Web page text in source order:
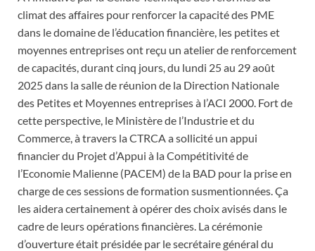
climat des affaires pour renforcer la capacité des PME
dans le domaine de l’éducation financière, les petites et
moyennes entreprises ont reçu un atelier de renforcement
de capacités, durant cinq jours, du lundi 25 au 29 août
2025 dans la salle de réunion de la Direction Nationale
des Petites et Moyennes entreprises à l’ACI 2000. Fort de
cette perspective, le Ministère de l’Industrie et du
Commerce, à travers la CTRCA a sollicité un appui
financier du Projet d’Appui à la Compétitivité de
l’Economie Malienne (PACEM) de la BAD pour la prise en
charge de ces sessions de formation susmentionnées. Ça
les aidera certainement à opérer des choix avisés dans le
cadre de leurs opérations financières. La cérémonie
d’ouverture était présidée par le secrétaire général du